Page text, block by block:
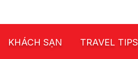
KHÁCH SẠN TRAVEL TIPS